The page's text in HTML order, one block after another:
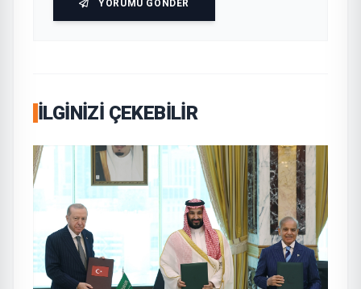
YORUMU GÖNDER
İLGINIZI ÇEKEBILIR